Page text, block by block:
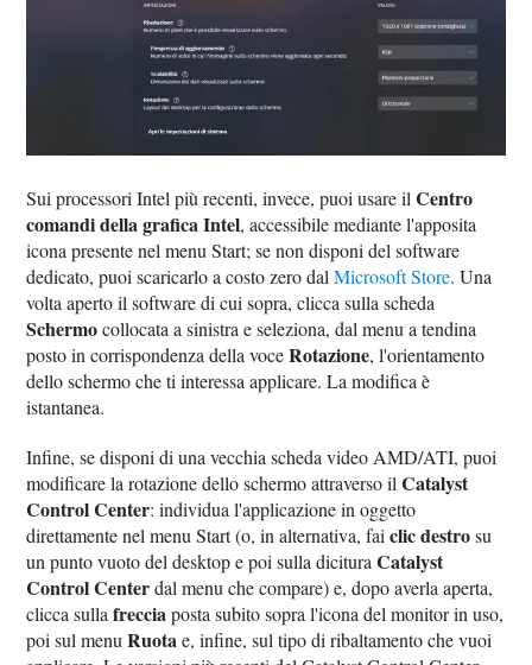
Sui processori Intel più recenti, invece, puoi usare ilCentro
comandi della grafica Intel, accessibile mediante l'apposita
icona presente nel menu Start; se non disponi del software
dedicato, puoi scaricarlo a costo zero dalMicrosoft Store. Una
volta aperto il software di cui sopra, clicca sulla scheda
Schermocollocata a sinistra e seleziona, dal menu a tendina
posto in corrispondenza della voceRotazione, l'orientamento
dello schermo che ti interessa applicare. La modifica è
istantanea.
Infine, se disponi di una vecchia scheda video AMD/ATI, puoi
modificare la rotazione dello schermo attraverso ilCatalyst
Control Center: individua l'applicazione in oggetto
direttamente nel menu Start (o, in alternativa, faiclic destrosu
un punto vuoto del desktop e poi sulla dicituraCatalyst
Control Centerdal menu che compare) e, dopo averla aperta,
clicca sullafrecciaposta subito sopra l'icona del monitor in uso,
poi sul menuRuotae, infine, sul tipo di ribaltamento che vuoi